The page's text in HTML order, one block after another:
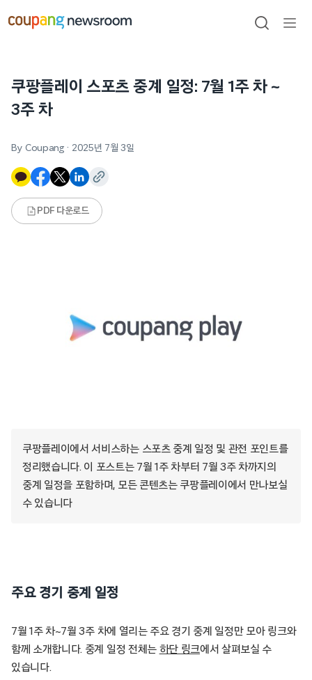
건너뛰기
검색
쿠팡플레이 스포츠 중계 일정: 7월 1주 차 ~
3주 차
By Coupang · 2025년 7월 3일
PDF 다운로드
쿠팡플레이에서 서비스하는 스포츠 중계 일정 및 관전 포인트를
정리했습니다. 이 포스트는 7월 1주 차부터 7월 3주 차까지의
중계 일정을 포함하며, 모든 콘텐츠는 쿠팡플레이에서 만나보실
수 있습니다
주요 경기 중계 일정
7월 1주 차~7월 3주 차에 열리는 주요 경기 중계 일정만 모아 링크와
함께 소개합니다. 중계 일정 전체는 하단 링크에서 살펴보실 수
있습니다.